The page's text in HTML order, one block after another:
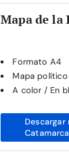
Mapa de la
Formato A4
Mapa político
A color / En
Descargar